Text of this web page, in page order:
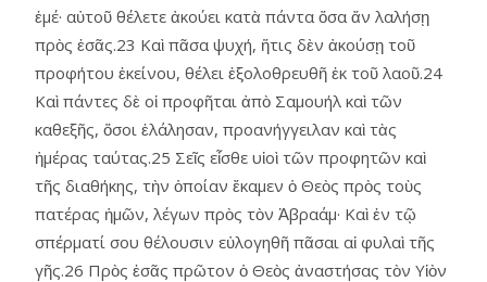
ἐμέ· αὐτοῦ θέλετε ἀκούει κατὰ πάντα ὅσα ἄν λαλήσῃ
πρὸς ἐσᾶς.23 Καὶ πᾶσα ψυχή, ἥτις δὲν ἀκούσῃ τοῦ
προφήτου ἐκείνου, θέλει ἐξολοθρευθῆ ἐκ τοῦ λαοῦ.24
Καὶ πάντες δὲ οἱ προφῆται ἀπὸ Σαμουήλ καὶ τῶν
καθεξῆς, ὅσοι ἐλάλησαν, προανήγγειλαν καὶ τὰς
ἡμέρας ταύτας.25 Σεῖς εἶσθε υἱοὶ τῶν προφητῶν καὶ
τῆς διαθήκης, τὴν ὁποίαν ἔκαμεν ὁ Θεὸς πρὸς τοὺς
πατέρας ἡμῶν, λέγων πρὸς τὸν Ἀβραάμ· Καὶ ἐν τῷ
σπέρματί σου θέλουσιν εὐλογηθῆ πᾶσαι αἱ φυλαὶ τῆς
γῆς.26 Πρὸς ἐσᾶς πρῶτον ὁ Θεὸς ἀναστήσας τὸν Υἱὸν